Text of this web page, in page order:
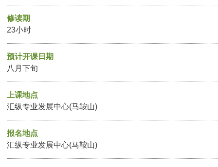
修读期
23小时
预计开课日期
八月下旬
上课地点
汇纵专业发展中心(马鞍山)
报名地点
汇纵专业发展中心(马鞍山)